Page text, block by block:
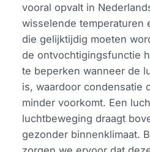
vooral opvalt in
wisselende temperaturen
die gelijktijdig moeten
de ontvochtigingsfunctie
te beperken wanneer de
is, waardoor condensatie
minder voorkomt. Een
luchtbeweging draagt
gezonder binnenklimaat.